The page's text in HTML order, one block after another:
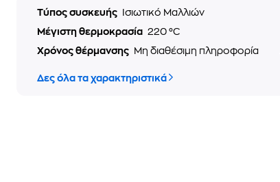
Τύπος συσκευής Ισιωτικό Μαλλιών
Μέγιστη θερμοκρασία 220 °C
Χρόνος θέρμανσης
Μη διαθέσιμη πληροφορία
Δες όλα τα χαρακτηριστικά